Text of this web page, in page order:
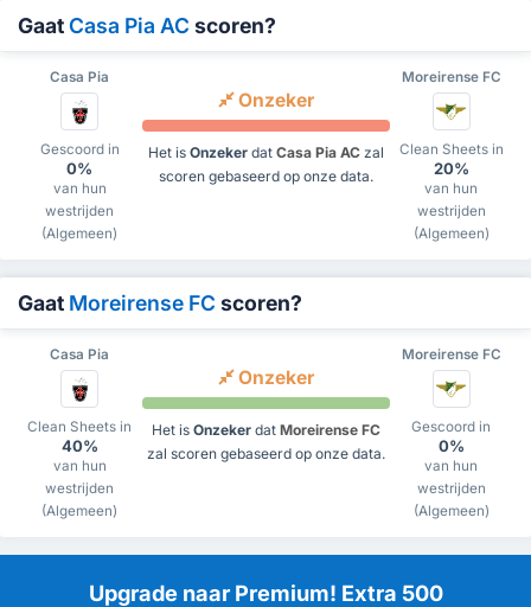
Gaat Casa Pia AC scoren?
Casa Pia Moreirense FC
Gescoord in
0%
van hun
westrijden
(Algemeen)
Onzeker
Het is Onzekerdat Casa Pia ACzal
scoren gebaseerd op onze data.
Clean Sheets in
20%
van hun
westrijden
(Algemeen)
Gaat Moreirense FC scoren?
Casa Pia Moreirense FC
Clean Sheets in
40%
van hun
westrijden
(Algemeen)
Onzeker
Het is Onzekerdat Moreirense FC
zal scoren gebaseerd op onze data.
Gescoord in
0%
van hun
westrijden
(Algemeen)
Upgrade naar Premium! Extra 500